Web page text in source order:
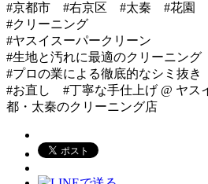
#京都市 #右京区 #太秦 #花園
#クリーニング
#ヤスイスーパークリーン
#生地と汚れに最適のクリーニング
#プロの業による徹底的なシミ抜き
#お直し #丁寧な手仕上げ @ ヤス
都・太秦のクリーニング店